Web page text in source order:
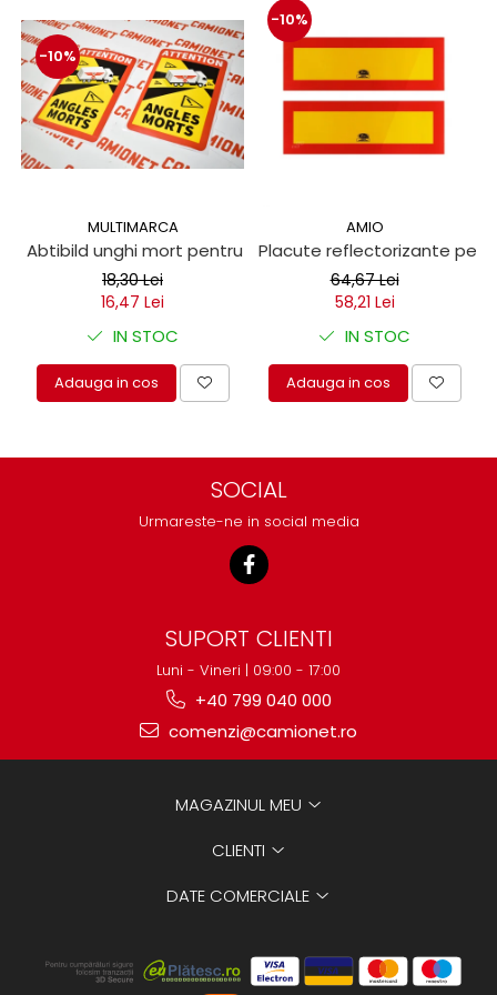
-10%
MULTIMARCA
Abtibild unghi mort pentru autoutilitare 17x25cm
18,30 Lei
16,47 Lei
IN STOC
Adauga in cos
-10%
AMIO
Placute reflectorizante
64,67 Lei
58,21 Lei
IN STOC
Adauga in cos
SOCIAL
Urmareste-ne in social media
SUPORT CLIENTI
Luni - Vineri | 09:00 - 17:00
+40 799 040 000
comenzi@camionet.ro
MAGAZINUL MEU
CLIENTI
DATE COMERCIALE